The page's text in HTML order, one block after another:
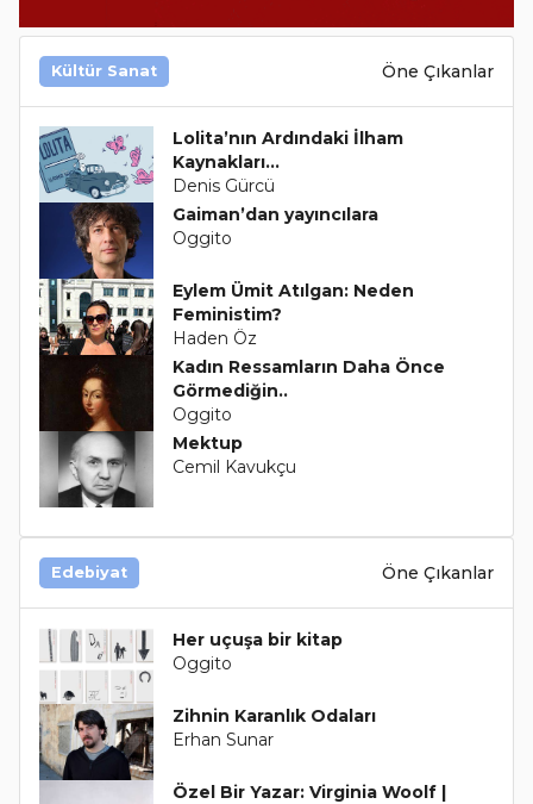
Kültür Sanat Öne Çıkanlar
Lolita’nın Ardındaki İlham
Kaynakları…
Denis Gürcü
Gaiman’dan yayıncılara
Oggito
Eylem Ümit Atılgan: Neden
Feministim?
Haden Öz
Kadın Ressamların Daha Önce
Görmediğin..
Oggito
Mektup
Cemil Kavukçu
Edebiyat Öne Çıkanlar
Her uçuşa bir kitap
Oggito
Zihnin Karanlık Odaları
Erhan Sunar
Özel Bir Yazar: Virginia Woolf |